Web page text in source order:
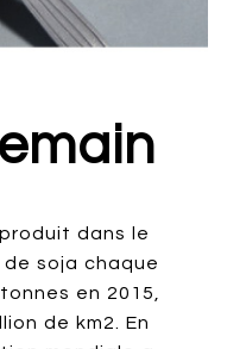
dans le
de soja chaque
en 2015,
de km2. En